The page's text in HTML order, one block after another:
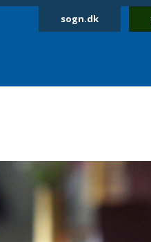
sogn.dk